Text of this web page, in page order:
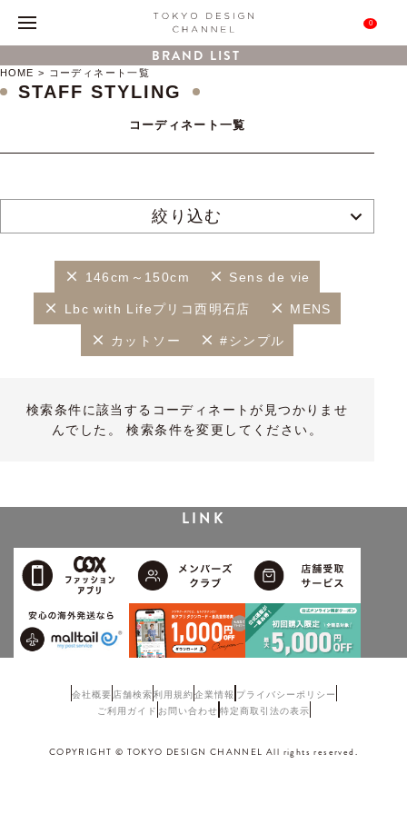
0
BRAND LIST
HOME コーディネート一覧
STAFF STYLING
コーディネート一覧
絞り込む
146cm～150cm Sens de vie
Lbc with Lifeプリコ西明石店 MENS
カットソー #シンプル
検索条件に該当するコーディネートが見つかりませ
んでした。 検索条件を変更してください。
LINK
会社概要 店舗検索利用規約企業情報 プライバシーポリシー
ご利用ガイド お問い合わせ 特定商取引法の表示
COPYRIGHT © TOKYO DESIGN CHANNEL All rights reserved.